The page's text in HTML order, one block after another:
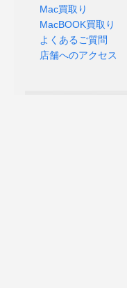
Mac買取り
MacBOOK買取り
よくあるご質問
店舗へのアクセス